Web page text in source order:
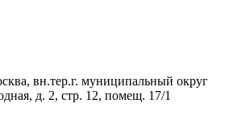
вн.тер.г. муниципальный округ
д. 2, стр. 12, помещ. 17/1